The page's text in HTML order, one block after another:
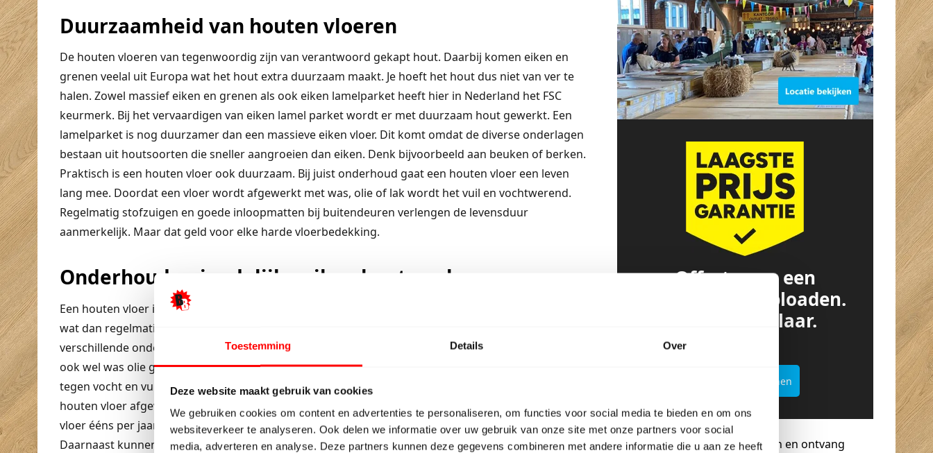
Toestemming Details Over
Deze website maakt gebruik van cookies
We gebruiken cookies om content en advertenties te personaliseren, om functies voor social media te bieden en om ons
websiteverkeer te analyseren. Ook delen we informatie over uw gebruik van onze site met onze partners voor social
media, adverteren en analyse. Deze partners kunnen deze gegevens combineren met andere informatie die u aan ze heeft
Duurzaamheid van houten vloeren
De houten vloeren van tegenwoordig zijn van verantwoord gekapt hout. Daarbij komen eiken en
grenen veelal uit Europa wat het hout extra duurzaam maakt. Je hoeft het hout dus niet van ver te
halen. Zowel massief eiken en grenen als ook eiken lamelparket heeft hier in Nederland het FSC
keurmerk. Bij het vervaardigen van eiken lamel parket wordt er met duurzaam hout gewerkt. Een
lamelparket is nog duurzamer dan een massieve eiken vloer. Dit komt omdat de diverse onderlagen
bestaan uit houtsoorten die sneller aangroeien dan eiken. Denk bijvoorbeeld aan beuken of berken.
Praktisch is een houten vloer ook duurzaam. Bij juist onderhoud gaat een houten vloer een leven
lang mee. Doordat een vloer wordt afgewerkt met was, olie of lak wordt het vuil en vochtwerend.
Regelmatig stofzuigen en goede inloopmatten bij buitendeuren verlengen de levensduur
aanmerkelijk. Maar dat geld voor elke harde vloerbedekking.
Onderhoudsvriendelijke eiken houten vloer
Een houten vloer is zeer onderhoudsvriendelijk. Vroeger werd een houten vloer met was gepoetst,
wat dan regelmatig opnieuw moest gebeuren. Tegenwoordig worden de houten vloeren op
verschillende onderhoudsarme manieren afgewerkt. Denk hierbij aan vloerlak of hard wax olie, dat
ook wel was olie genoemd wordt. Een laklaag op een houten vloer zal het hout beter beschermen
tegen vocht en vuil maar bij beschadigingen of slijtage in de laklaag is dit niet bij te werken. Een
houten vloer afgewerkt met was olie geeft ook een vocht- en vuil werende bescherming. Door de
vloer ééns per jaar te behandelen met een onderhoudsolie blijft deze bescherming ook goed.
Daarnaast kunnen krasjes, andere beschadigingen en slijtplekken weggewerkt worden met de
Offerte van een
concurrent? Uploaden.
Besparen. Klaar.
Offertekiller openen
Gratis advies op maat
Vraag een terugbelverzoek aan en ontvang